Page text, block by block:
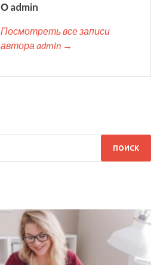
О admin
Посмотреть все записи
автора admin →